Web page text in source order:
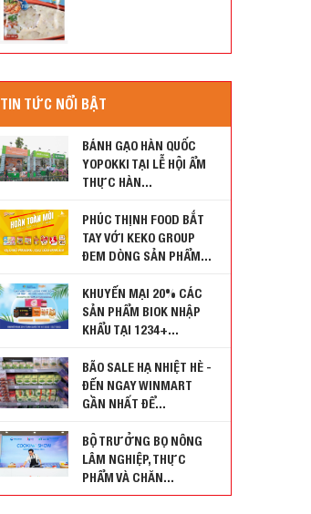
TIN TỨC NỔI BẬT
BÁNH GẠO HÀN QUỐC
YOPOKKI TẠI LỄ HỘI ẨM
THỰC HÀN...
PHÚC THỊNH FOOD BẮT
TAY VỚI KEKO GROUP
ĐEM DÒNG SẢN PHẨM...
KHUYẾN MẠI 20% CÁC
SẢN PHẨM BIOK NHẬP
KHẨU TẠI 1234+...
BÃO SALE HẠ NHIỆT HÈ -
ĐẾN NGAY WINMART
GẦN NHẤT ĐỂ...
BỘ TRƯỞNG BỌ NÔNG
LÂM NGHIỆP, THỰC
PHẨM VÀ CHĂN...